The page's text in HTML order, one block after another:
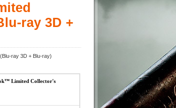
ray 3D +
ray 3D + Blu-ray)
Limited Collector's